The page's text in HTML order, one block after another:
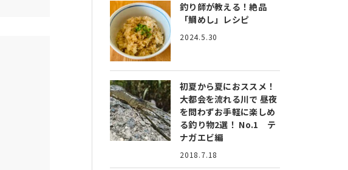
釣り師が教える！絶品
「鯛めし」レシピ
2024.5.30
初夏から夏におススメ！
大都会を流れる川で 昼夜
を問わずお手軽に楽しめ
る釣り物2選！ No.1 テ
ナガエビ編
2018.7.18